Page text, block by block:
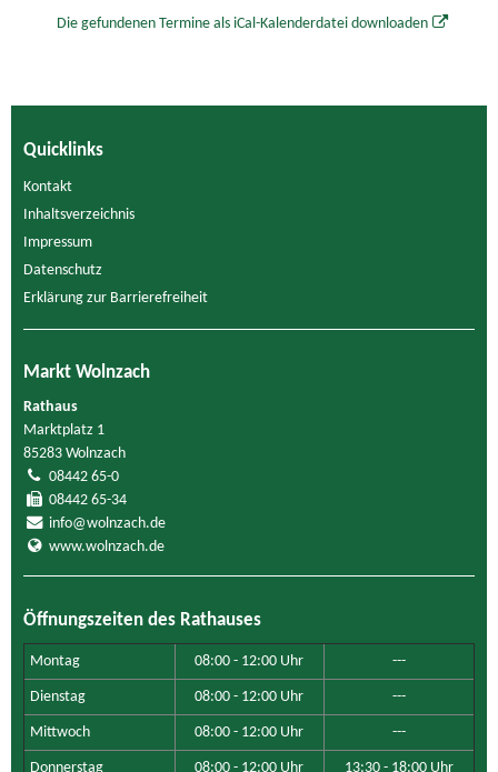
Die gefundenen Termine als iCal-Kalenderdatei downloaden
Quicklinks
Kontakt
Inhaltsverzeichnis
Impressum
Datenschutz
Erklärung zur Barrierefreiheit
Markt Wolnzach
Rathaus
Marktplatz 1
85283 Wolnzach
08442 65-0
08442 65-34
info@wolnzach.de
www.wolnzach.de
Öffnungszeiten des Rathauses
Montag 08:00 - 12:00 Uhr ---
Dienstag 08:00 - 12:00 Uhr ---
Mittwoch 08:00 - 12:00 Uhr ---
Donnerstag 08:00 - 12:00 Uhr 13:30 - 18:00 Uhr